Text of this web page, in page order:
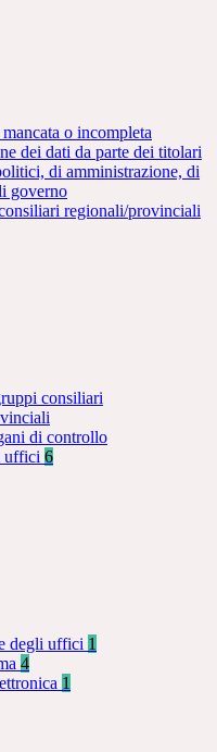
o incompleta
dei dati da parte dei titolari
di amministrazione, di
governo
regionali/provinciali
consiliari
di controllo
uffici 6
degli uffici 1
4
1